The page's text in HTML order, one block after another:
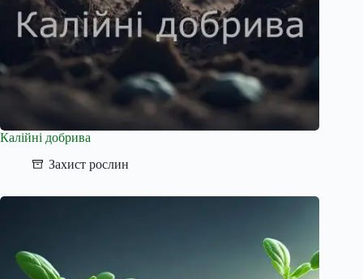
Калійні добрива
Захист рослин